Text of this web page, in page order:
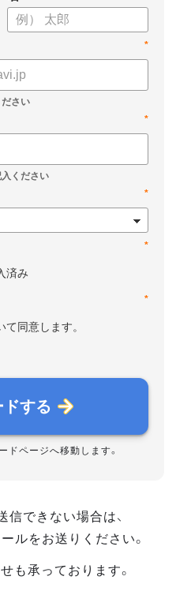
*
*
*
*
済み
*
同意します。
する
ドページへ移動します。
できない場合は、
ルをお送りください。
も承っております。